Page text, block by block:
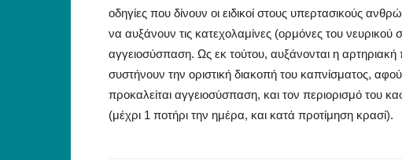
οδηγίες που δίνουν οι ειδικοί στους υπερτασικούς
να αυξάνουν τις κατεχολαμίνες (ορμόνες του
αγγειοσύσπαση. Ως εκ τούτου, αυξάνονται η αρτηριακή
συστήνουν την οριστική διακοπή του καπνίσματος,
προκαλείται αγγειοσύσπαση, και τον περιορισμό του
(μέχρι 1 ποτήρι την ημέρα, και κατά προτίμηση κρασί).